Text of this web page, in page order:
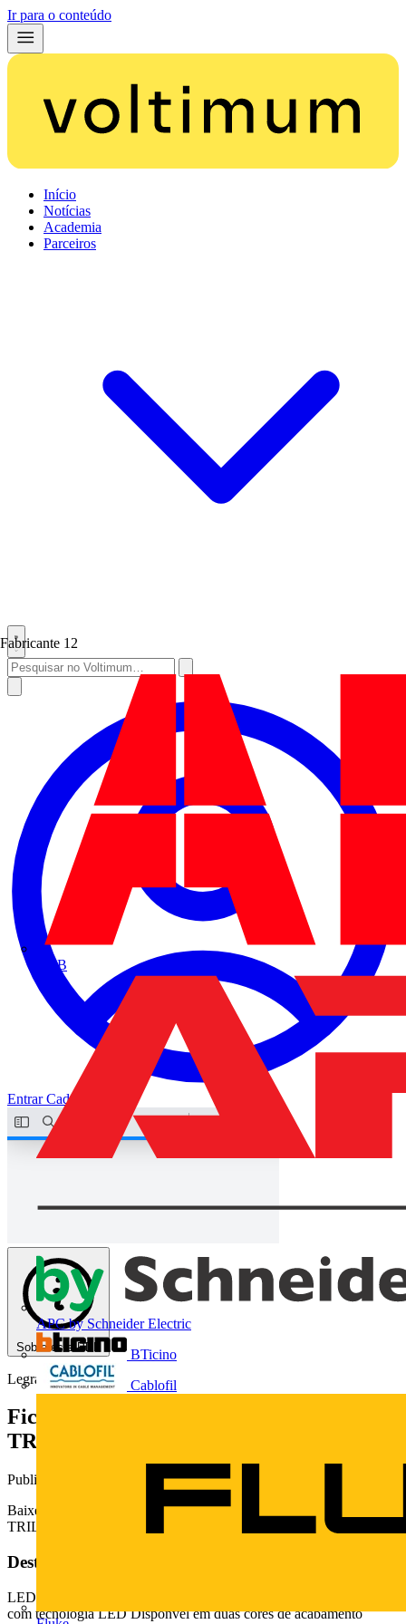
Ir para o conteúdo
Início
Notícias
Academia
Parceiros
Fabricante 12
ABB
APC by Schneider Electric
BTicino
Cablofil
EntrarCadastrar
Sobre este PDF
Legrand
Ficha técnica LEDVANCE®
TRACKLIGHT TRILHOS
Publicado: 7 de dezembro de 2018· Categoria: Fichas técnicas
Baixe aqui a ficha técnica LEDVANCE® TRACKLIGHT
TRILHOS
Deste documento
LEDVANCE TRILHOS 1m / 2m Benefcios Compatvel apenas
com tecnologia LED Disponvel em duas cores de acabamento